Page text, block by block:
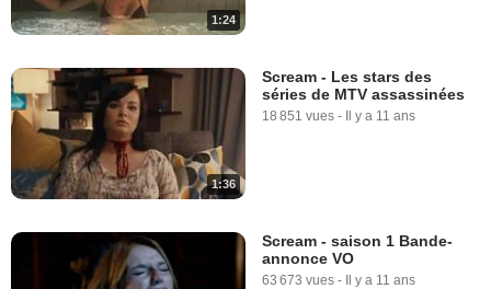
1:24
1:36
Scream - Les stars des
séries de MTV assassinées
18 851 vues - Il y a 11 ans
Scream - saison 1 Bande-
annonce VO
63 673 vues - Il y a 11 ans